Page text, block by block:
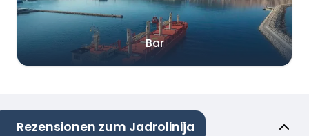
Bar
Rezensionen zum Jadrolinija